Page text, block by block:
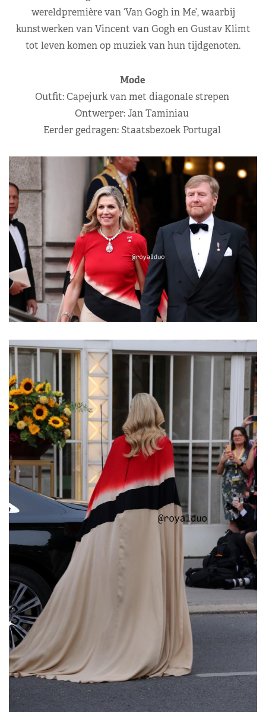
wereldpremière van ‘Van Gogh in Me’, waarbij
kunstwerken van Vincent van Gogh en Gustav Klimt
tot leven komen op muziek van hun tijdgenoten.
Mode
Outfit: Capejurk van met diagonale strepen
Ontwerper: Jan Taminiau
Eerder gedragen: Staatsbezoek Portugal